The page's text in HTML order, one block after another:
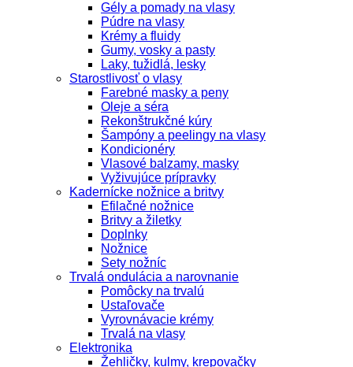
Gély a pomady na vlasy
Púdre na vlasy
Krémy a fluidy
Gumy, vosky a pasty
Laky, tužidlá, lesky
Starostlivosť o vlasy
Farebné masky a peny
Oleje a séra
Rekonštrukčné kúry
Šampóny a peelingy na vlasy
Kondicionéry
Vlasové balzamy, masky
Vyživujúce prípravky
Kadernícke nožnice a britvy
Efilačné nožnice
Britvy a žiletky
Doplnky
Nožnice
Sety nožníc
Trvalá ondulácia a narovnanie
Pomôcky na trvalú
Ustaľovače
Vyrovnávacie krémy
Trvalá na vlasy
Elektronika
Žehličky, kulmy, krepovačky